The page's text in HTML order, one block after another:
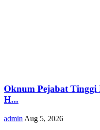
Oknum Pejabat Tinggi
H...
admin Aug 5, 2026